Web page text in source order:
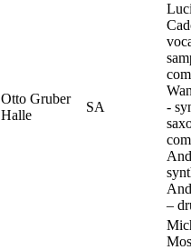
Otto Gruber
Halle
SA
-
–